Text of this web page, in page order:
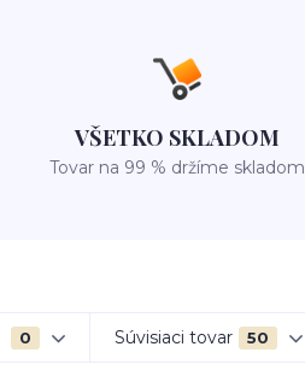
VŠETKO SKLADOM
Tovar na 99 % držíme skladom
0 Súvisiaci tovar 50